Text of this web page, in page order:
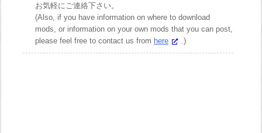
お気軽にご連絡下さい。
(Also, if you have information on where to download
mods, or information on your own mods that you can post,
please feel free to contact us from here .)